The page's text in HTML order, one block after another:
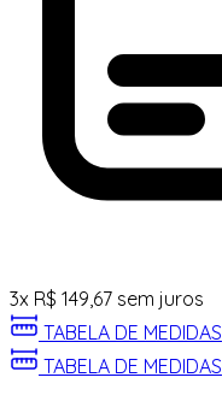
3x R$ 149,67 sem juros
TABELA DE MEDIDAS
TABELA DE MEDIDAS